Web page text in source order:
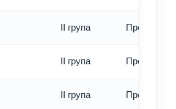
II група Превод -
II група Превод -
II група Превод -